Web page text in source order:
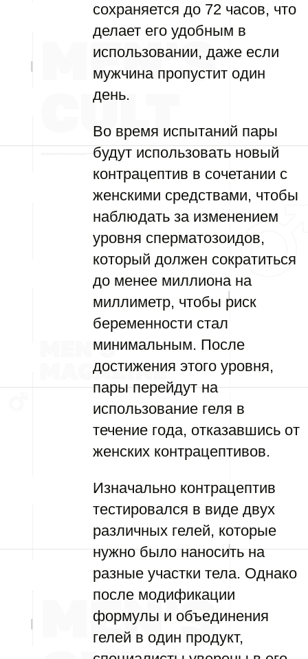
сохраняется до 72 часов, что
делает его удобным в
использовании, даже если
мужчина пропустит один
день.
Во время испытаний пары
будут использовать новый
контрацептив в сочетании с
женскими средствами, чтобы
наблюдать за изменением
уровня сперматозоидов,
который должен сократиться
до менее миллиона на
миллиметр, чтобы риск
беременности стал
минимальным. После
достижения этого уровня,
пары перейдут на
использование геля в
течение года, отказавшись от
женских контрацептивов.
Изначально контрацептив
тестировался в виде двух
различных гелей, которые
нужно было наносить на
разные участки тела. Однако
после модификации
формулы и объединения
гелей в один продукт,